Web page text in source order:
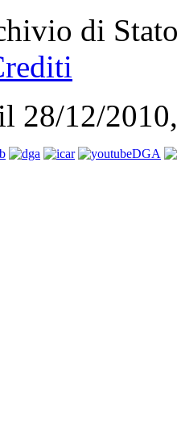
di
28/12/